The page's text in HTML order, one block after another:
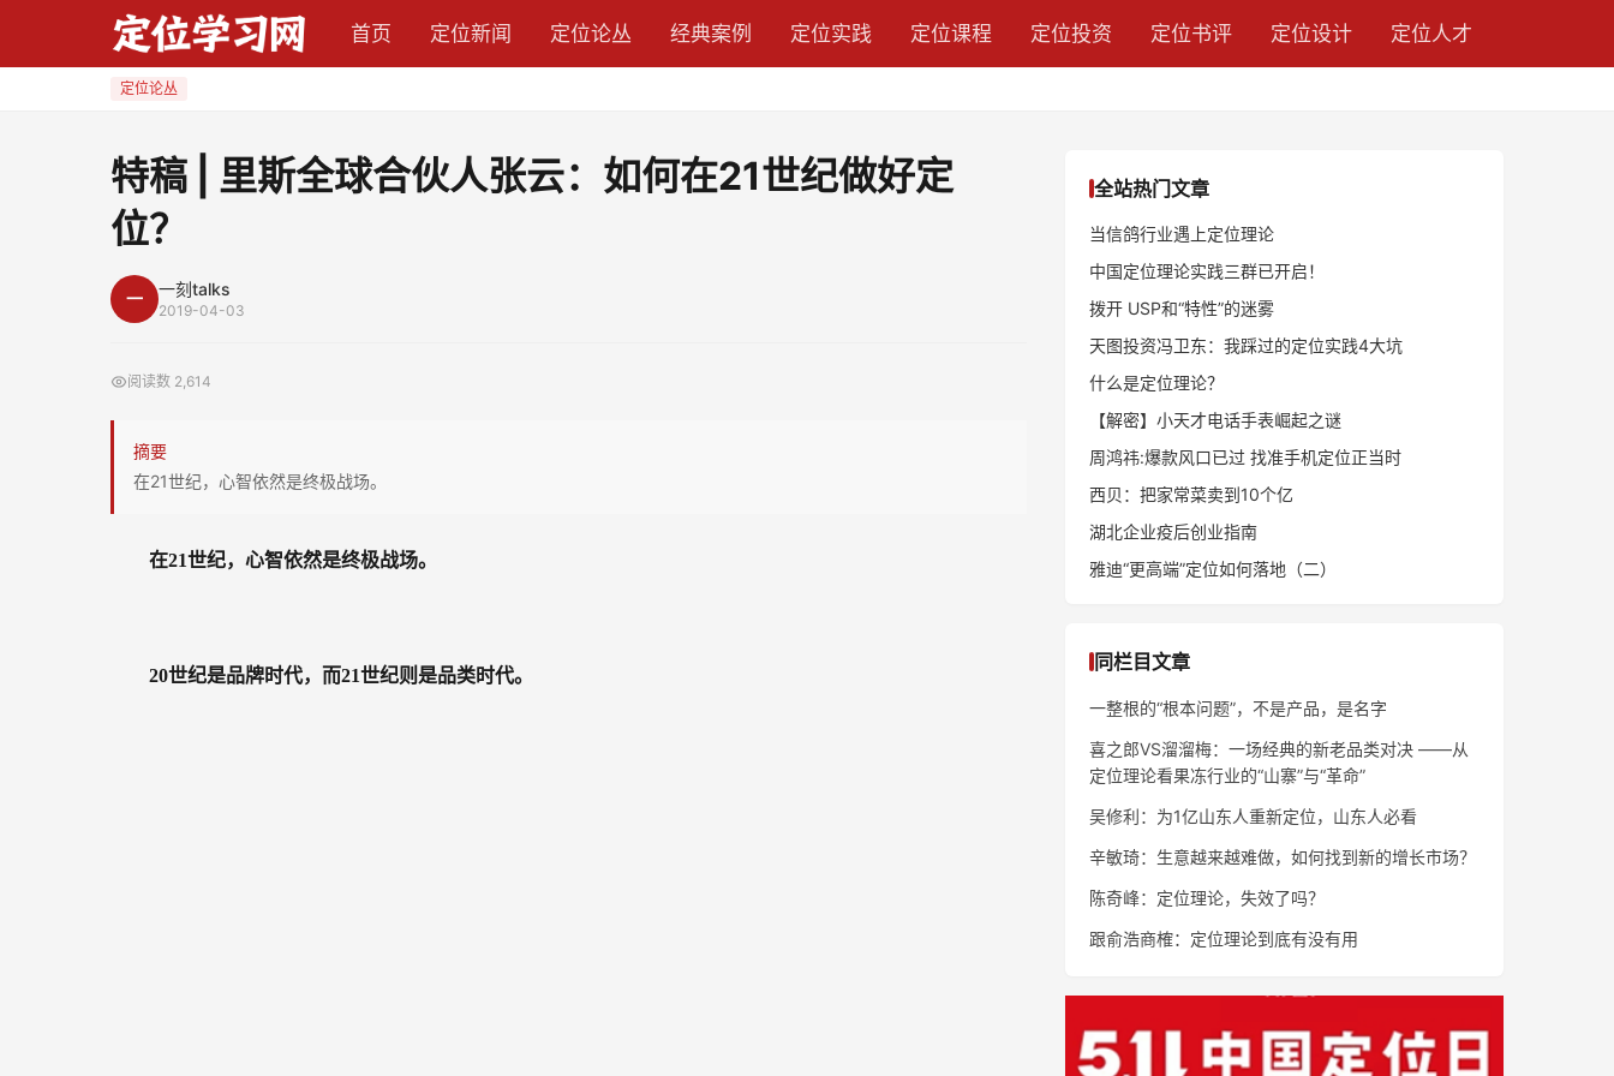
首页 定位新闻 定位论丛 经典案例 定位实践 定位课程 定位投资 定位书评 定位设计 定位人才
定位论丛
特稿 | 里斯全球合伙人张云：如何在21世纪做好定
位？
一 一刻talks
2019-04-03
阅读数 2,614
摘要
在21世纪，心智依然是终极战场。
在21世纪，心智依然是终极战场。
20世纪是品牌时代，而21世纪则是品类时代。
全站热门文章
当信鸽行业遇上定位理论
中国定位理论实践三群已开启！
拨开 USP和“特性”的迷雾
天图投资冯卫东：我踩过的定位实践4大坑
什么是定位理论？
【解密】小天才电话手表崛起之谜
周鸿祎:爆款风口已过 找准手机定位正当时
西贝：把家常菜卖到10个亿
湖北企业疫后创业指南
雅迪“更高端”定位如何落地（二）
同栏目文章
一整根的“根本问题”，不是产品，是名字
喜之郎VS溜溜梅：一场经典的新老品类对决 ——从
定位理论看果冻行业的“山寨”与“革命”
吴修利：为1亿山东人重新定位，山东人必看
辛敏琦：生意越来越难做，如何找到新的增长市场？
陈奇峰：定位理论，失效了吗？
跟俞浩商榷：定位理论到底有没有用